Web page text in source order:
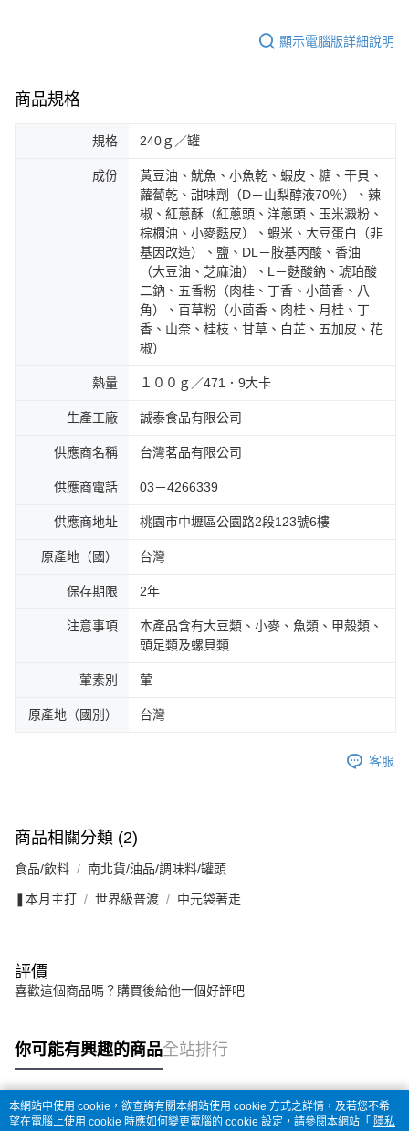
顯示電腦版詳細說明
商品規格
規格 240ｇ／罐
成份
黃豆油、魷魚、小魚乾、蝦皮、糖、干貝、
蘿蔔乾、甜味劑（D－山梨醇液70％）、辣
椒、紅蔥酥（紅蔥頭、洋蔥頭、玉米澱粉、
棕櫚油、小麥麩皮）、蝦米、大豆蛋白（非
基因改造）、鹽、DL－胺基丙酸、香油
（大豆油、芝麻油）、L－麩酸鈉、琥珀酸
二鈉、五香粉（肉桂、丁香、小茴香、八
角）、百草粉（小茴香、肉桂、月桂、丁
香、山奈、桂枝、甘草、白芷、五加皮、花
椒）
熱量 １００ｇ／471．9大卡
生產工廠 誠泰食品有限公司
供應商名稱 台灣茗品有限公司
供應商電話 03－4266339
供應商地址 桃園市中壢區公園路2段123號6樓
原產地（國） 台灣
保存期限 2年
注意事項
本產品含有大豆類、小麥、魚類、甲殼類、
頭足類及螺貝類
葷素別 葷
原產地（國別） 台灣
客服
商品相關分類 (2)
食品/飲料 南北貨/油品/調味料/罐頭
❚本月主打 世界級普渡 中元袋著走
評價
喜歡這個商品嗎？購買後給他一個好評吧
你可能有興趣的商品全站排行
熱門標籤
本網站中使用 cookie，欲查詢有關本網站使用 cookie 方式之詳情，及若您不希
望在電腦上使用 cookie 時應如何變更電腦的 cookie 設定，請參閱本網站「 隱私